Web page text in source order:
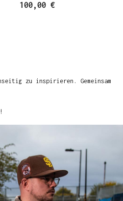
100,00 €
zu inspirieren. Gemeinsam